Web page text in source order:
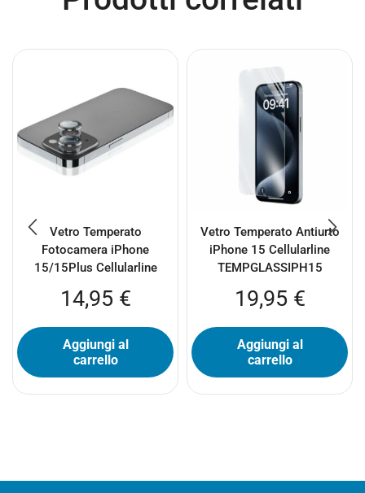
Vetro Temperato
Fotocamera iPhone
15/15Plus Cellularline
14,95 €
Aggiungi al
carrello
Vetro Temperato Antiurto
iPhone 15 Cellularline
TEMPGLASSIPH15
19,95 €
Aggiungi al
carrello